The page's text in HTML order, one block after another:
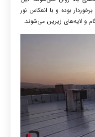
بوده و با انعکاس نور
و لایه‌های زیرین می‌شوند.